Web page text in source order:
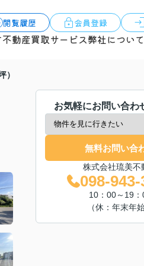
閲覧履歴 会員登録
不動産買取サービス弊社について
）
お気軽にお問い合わ
無料お問い合
株式会社琉美不
098-
10：00～19：
（休：年末年始